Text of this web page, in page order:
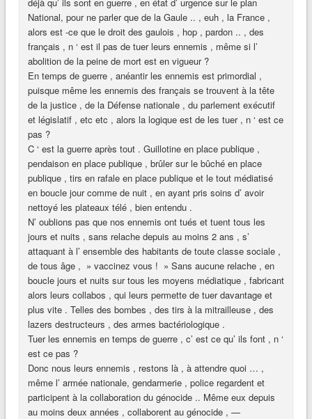
National, pour ne parler que de la Gaule .. , euh , la France ,
alors est -ce que le droit des gaulois , hop , pardon .. , des
français , n ‘ est il pas de tuer leurs ennemis , même si l’
abolition de la peine de mort est en vigueur ?
En temps de guerre , anéantir les ennemis est primordial ,
puisque même les ennemis des français se trouvent à la tête
de la justice , de la Défense nationale , du parlement exécutif
et législatif , etc etc , alors la logique est de les tuer , n ‘ est ce
pas ?
C ‘ est la guerre après tout . Guillotine en place publique ,
pendaison en place publique , brûler sur le bûché en place
publique , tirs en rafale en place publique et le tout médiatisé
en boucle jour comme de nuit , en ayant pris soins d’ avoir
nettoyé les plateaux télé , bien entendu .
N’ oublions pas que nos ennemis ont tués et tuent tous les
jours et nuits , sans relache depuis au moins 2 ans , s’
attaquant à l’ ensemble des habitants de toute classe sociale ,
de tous âge , » vaccinez vous ! » Sans aucune relache , en
boucle jours et nuits sur tous les moyens médiatique , fabricant
alors leurs collabos , qui leurs permette de tuer davantage et
plus vite . Telles des bombes , des tirs à la mitrailleuse , des
lazers destructeurs , des armes bactériologique .
Tuer les ennemis en temps de guerre , c’ est ce qu’ ils font , n ‘
est ce pas ?
Donc nous leurs ennemis , restons là , à attendre quoi … ,
même l’ armée nationale, gendarmerie , police regardent et
participent à la collaboration du génocide .. Même eux depuis
au moins deux années , collaborent au génocide , —